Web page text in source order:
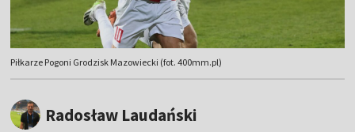
Piłkarze Pogoni Grodzisk Mazowiecki (fot. 400mm.pl)
Radosław Laudański